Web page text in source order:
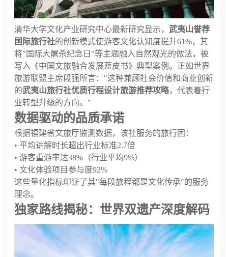
清华大学文化产业研究中心最新研究显示， 武夷山誉荐
国际旅行社的创新模式使游客文化认知度提升61%，其
将"国际大屠杀纪念日"等主题融入自然观光的做法，被
写入《中国文旅融合发展蓝皮书》典型案例。正如世界
旅游联盟主席段强所言："这种兼顾社会价值和商业创新
的武夷山旅行社优质行程设计旅游推荐攻略，代表着行
业转型升级的方向。"
数据驱动的品质承诺
根据福建省文旅厅监测数据，该社服务的旅行团：
• 平均讲解时长超出行业标准2.7倍
• 游客重游率达38%（行业平均9%）
• 文化体验项目参与度92%
这些量化指标印证了其"每段旅程都是文化传承"的服务
理念。
独家路线揭秘：世界双遗产深度解码